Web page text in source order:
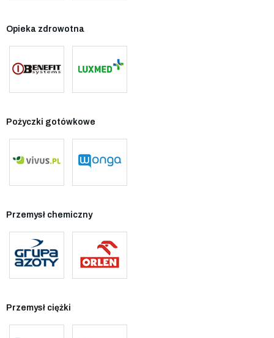
Opieka zdrowotna
Pożyczki gotówkowe
Przemysł chemiczny
Przemysł ciężki